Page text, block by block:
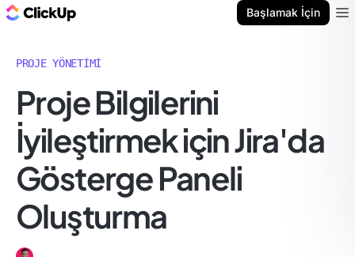
Başlamak İçin
PROJE YÖNETIMI
Proje Bilgilerini
İyileştirmek için Jira'da
Gösterge Paneli
Oluşturma